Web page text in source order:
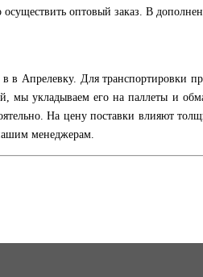
оптовый заказ. В
в Апрелевку. Для транспортировки
мы укладываем его на паллеты и
На цену поставки влияют
менеджерам.